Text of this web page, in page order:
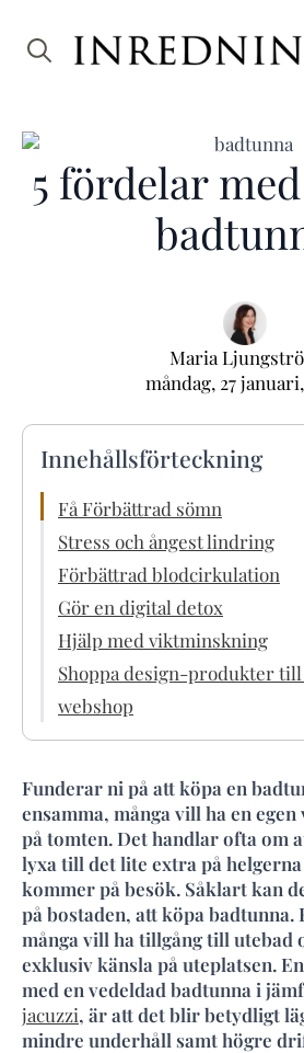
5 fördelar
Maria
måndag, 27
Innehållsförteckning
Få Förbättrad sömn
Stress och ångest lindring
Förbättrad blodcirkulation
Gör en digital detox
Hjälp med viktminskning
Shoppa design-produkter
webshop
Funderar ni på att köpa en
ensamma, många vill ha en
på tomten. Det handlar ofta om
lyxa till det lite extra på
kommer på besök. Såklart kan
på bostaden, att köpa badtunna.
många vill ha tillgång till utebad
exklusiv känsla på uteplatsen.
med en vedeldad badtunna i
jacuzzi, är att det blir betydligt
mindre underhåll samt högre